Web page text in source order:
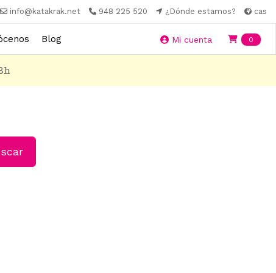
info@katakrak.net 948 225 520 ¿Dónde estamos? cas
Blog Mi cuenta 0